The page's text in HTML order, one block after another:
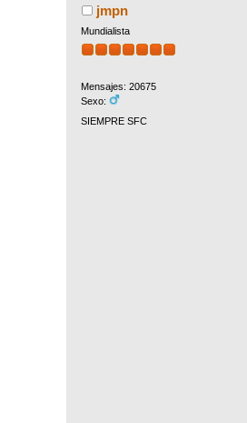
jmpn
Mundialista
Mensajes: 20675
Sexo:
SIEMPRE SFC